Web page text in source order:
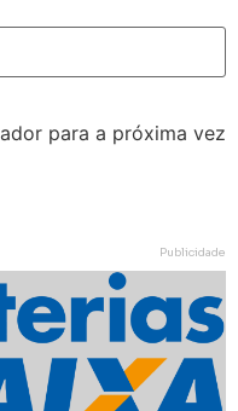
para a próxima vez
Publicidade